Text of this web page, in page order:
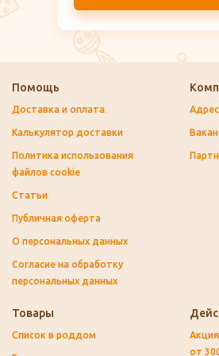
Помощь
Доставка и оплата
Калькулятор доставки
Политика использования
файлов cookie
Статьи
Публичная оферта
О персональных данных
Согласие на обработку
персональных данных
Товары
Список в роддом
от